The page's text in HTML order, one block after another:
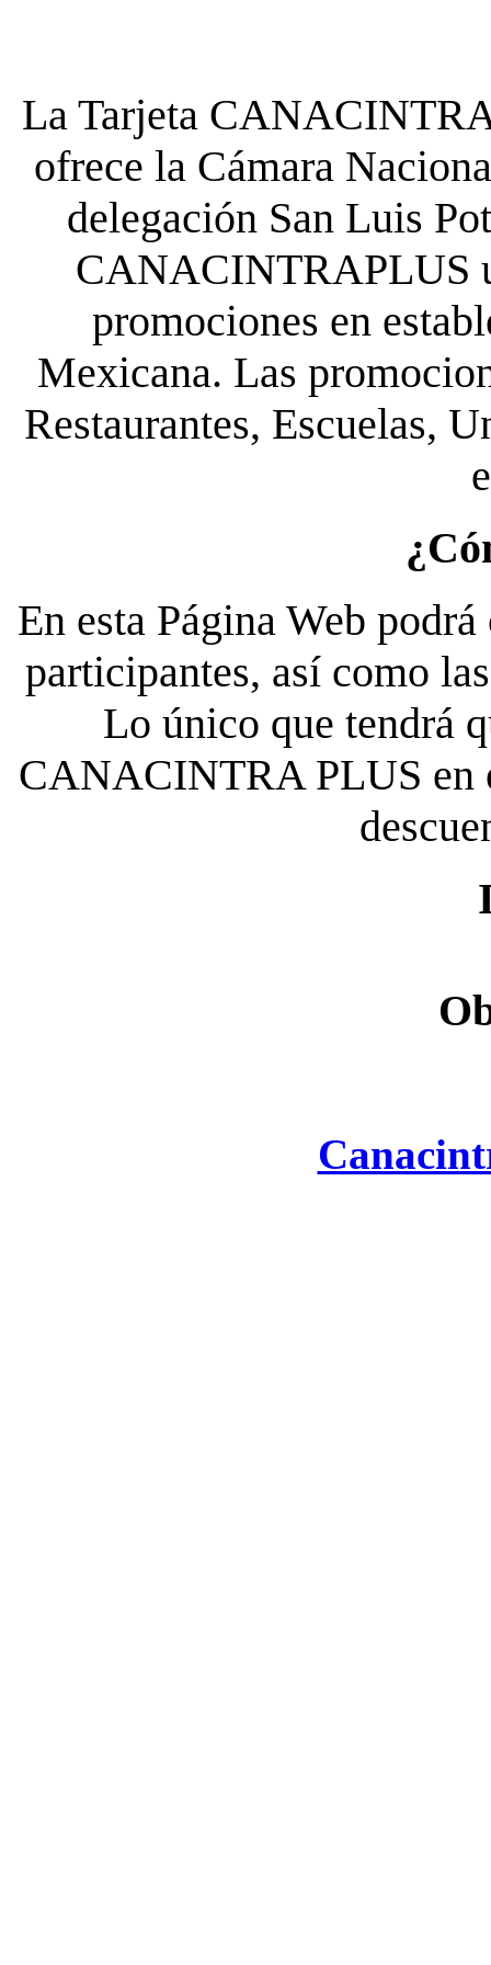
La Tarjeta
ofrece la Cámara
delegación San Luis
CANACINTRAPLUS
promociones en
Mexicana. Las
Restaurantes, Escuelas,
En esta Página Web
participantes, así como
Lo único que tendrá
CANACINTRA PLUS en